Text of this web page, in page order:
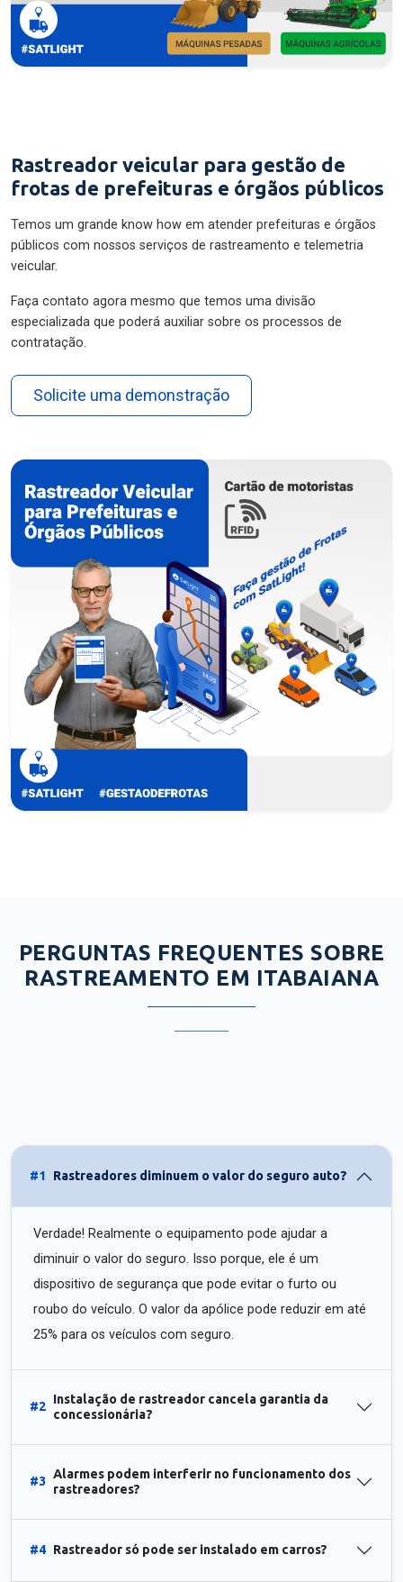
Rastreador veicular para gestão de
frotas de prefeituras e órgãos públicos
Temos um grande know how em atender prefeituras e órgãos
públicos com nossos serviços de rastreamento e telemetria
veicular.
Faça contato agora mesmo que temos uma divisão
especializada que poderá auxiliar sobre os processos de
contratação.
Solicite uma demonstração
PERGUNTAS FREQUENTES SOBRE
RASTREAMENTO EM ITABAIANA
#1 Rastreadores diminuem o valor do seguro auto?
Verdade! Realmente o equipamento pode ajudar a
diminuir o valor do seguro. Isso porque, ele é um
dispositivo de segurança que pode evitar o furto ou
roubo do veículo. O valor da apólice pode reduzir em até
25% para os veículos com seguro.
#2
Instalação de rastreador cancela garantia da
concessionária?
#3
Alarmes podem interferir no funcionamento dos
rastreadores?
#4 Rastreador só pode ser instalado em carros?